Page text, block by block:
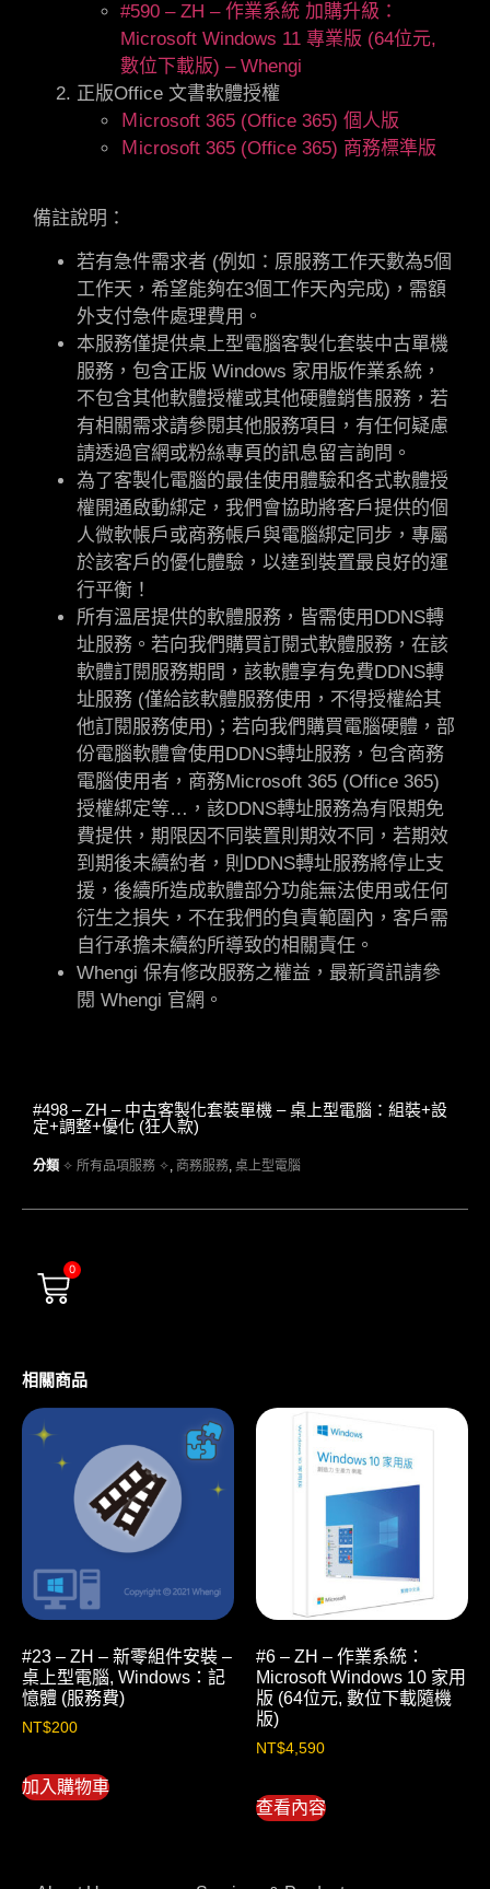
#590 – ZH – 作業系統 加購升級：
Microsoft Windows 11 專業版 (64位元,
數位下載版) – Whengi
正版Office 文書軟體授權
Ｍicrosoft 365 (Office 365) 個人版
Ｍicrosoft 365 (Office 365) 商務標準版
備註說明：
若有急件需求者 (例如：原服務工作天數為5個
工作天，希望能夠在3個工作天內完成)，需額
外支付急件處理費用。
本服務僅提供桌上型電腦客製化套裝中古單機
服務，包含正版 Windows 家用版作業系統，
不包含其他軟體授權或其他硬體銷售服務，若
有相關需求請參閱其他服務項目，有任何疑慮
請透過官網或粉絲專頁的訊息留言詢問。
為了客製化電腦的最佳使用體驗和各式軟體授
權開通啟動綁定，我們會協助將客戶提供的個
人微軟帳戶或商務帳戶與電腦綁定同步，專屬
於該客戶的優化體驗，以達到裝置最良好的運
行平衡！
所有溫居提供的軟體服務，皆需使用DDNS轉
址服務。若向我們購買訂閱式軟體服務，在該
軟體訂閱服務期間，該軟體享有免費DDNS轉
址服務 (僅給該軟體服務使用，不得授權給其
他訂閱服務使用)；若向我們購買電腦硬體，部
份電腦軟體會使用DDNS轉址服務，包含商務
電腦使用者，商務Microsoft 365 (Office 365)
授權綁定等…，該DDNS轉址服務為有限期免
費提供，期限因不同裝置則期效不同，若期效
到期後未續約者，則DDNS轉址服務將停止支
援，後續所造成軟體部分功能無法使用或任何
衍生之損失，不在我們的負責範圍內，客戶需
自行承擔未續約所導致的相關責任。
Whengi 保有修改服務之權益，最新資訊請參
閱 Whengi 官網。
#498 – ZH – 中古客製化套裝單機 – 桌上型電腦：組裝+設
定+調整+優化 (狂人款)
分類 ✧ 所有品項服務 ✧, 商務服務, 桌上型電腦
0
相關商品
#23 – ZH – 新零組件安裝 –
桌上型電腦, Windows：記
憶體 (服務費)
NT$200
加入購物車
#6 – ZH – 作業系統：
Microsoft Windows 10 家用
版 (64位元, 數位下載隨機
版)
NT$4,590
查看內容